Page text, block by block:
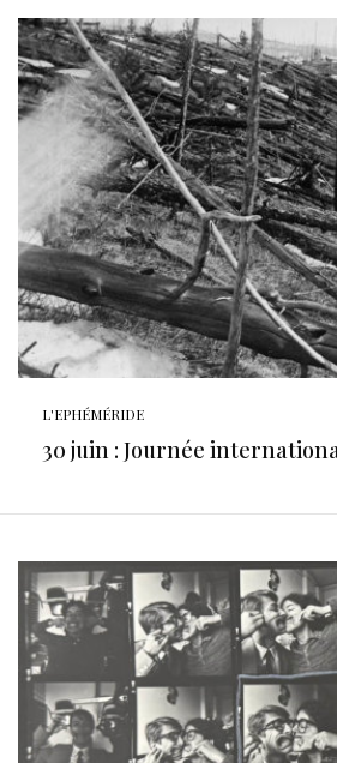
L'EPHÉMÉRIDE
30 juin : Journée